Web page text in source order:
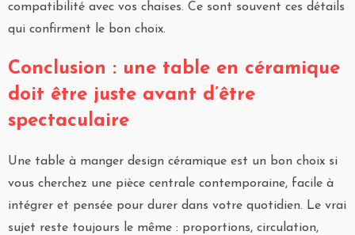
compatibilité avec vos chaises. Ce sont souvent ces détails
qui confirment le bon choix.
Conclusion : une table en céramique
doit être juste avant d’être
spectaculaire
Une table à manger design céramique est un bon choix si
vous cherchez une pièce centrale contemporaine, facile à
intégrer et pensée pour durer dans votre quotidien. Le vrai
sujet reste toujours le même : proportions, circulation,